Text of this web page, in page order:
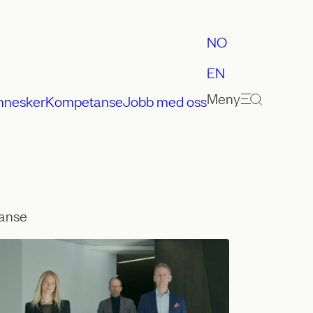
KompetanseJobb med oss
NO
EN
Meny